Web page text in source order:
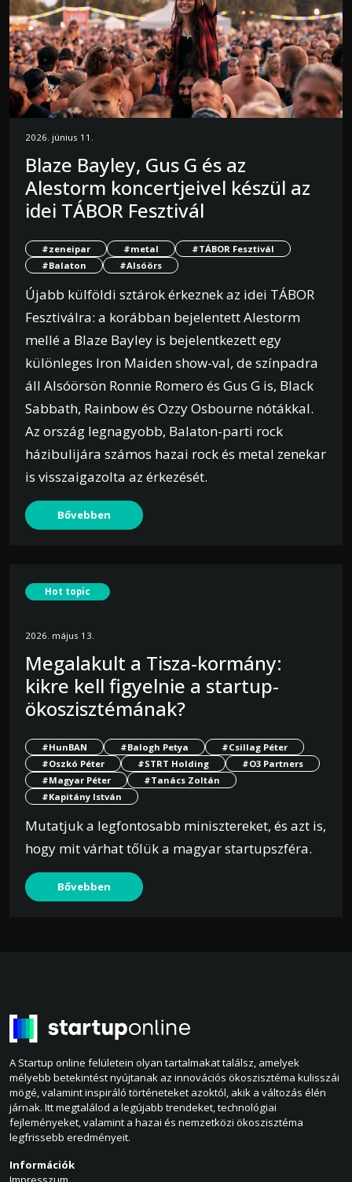
2026. június 11.
Blaze Bayley, Gus G és az
Alestorm koncertjeivel készül az
idei TÁBOR Fesztivál
#zeneipar #metal
#TÁBOR Fesztivál
#Balaton
#Alsóörs
Újabb külföldi sztárok érkeznek az idei TÁBOR
Fesztiválra: a korábban bejelentett Alestorm
mellé a Blaze Bayley is bejelentkezett egy
különleges Iron Maiden show-val, de színpadra
áll Alsóörsön Ronnie Romero és Gus G is, Black
Sabbath, Rainbow és Ozzy Osbourne nótákkal.
Az ország legnagyobb, Balaton-parti rock
házibulijára számos hazai rock és metal zenekar
is visszaigazolta az érkezését.
Bővebben
Hot topic
2026. május 13.
Megalakult a Tisza-kormány:
kikre kell figyelnie a startup-
ökoszisztémának?
#HunBAN #Balogh Petya
#Csillag Péter
#Oszkó Péter
#STRT Holding
#O3 Partners
#Magyar Péter
#Tanács Zoltán
#Kapitány István
Mutatjuk a legfontosabb minisztereket, és azt is,
hogy mit várhat tőlük a magyar startupszféra.
Bővebben
A Startup online felületein olyan tartalmakat találsz, amelyek
mélyebb betekintést nyújtanak az innovációs ökoszisztéma kulisszái
mögé, valamint inspiráló történeteket azoktól, akik a változás élén
járnak. Itt megtalálod a legújabb trendeket, technológiai
fejleményeket, valamint a hazai és nemzetközi ökoszisztéma
legfrissebb eredményeit.
Információk